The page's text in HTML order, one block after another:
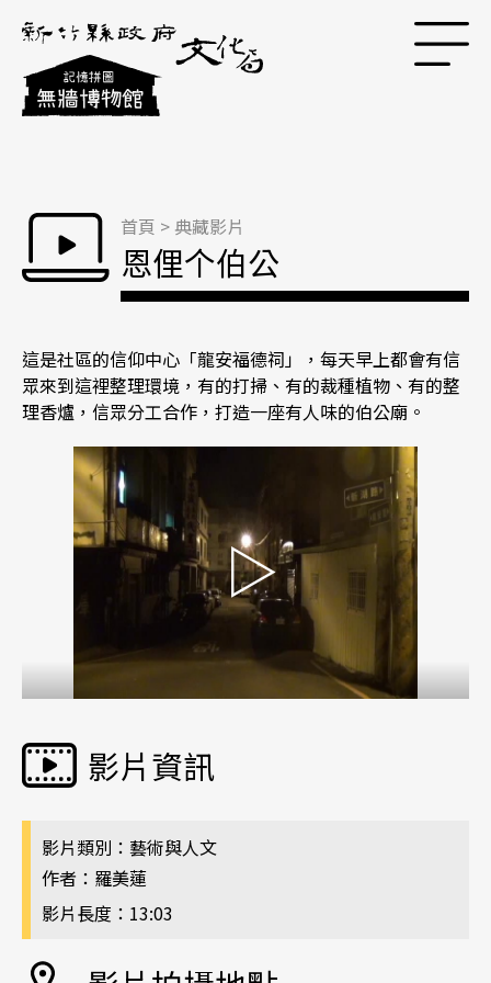
跳到主要內容區塊
首頁 > 典藏影片
恩俚个伯公
這是社區的信仰中心「龍安福德祠」，每天早上都會有信
眾來到這裡整理環境，有的打掃、有的裁種植物、有的整
理香爐，信眾分工合作，打造一座有人味的伯公廟。
影片資訊
影片類別：藝術與人文
作者：羅美蓮
影片長度：13:03